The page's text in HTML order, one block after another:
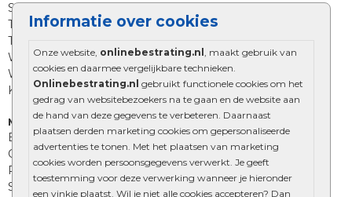
Informatie over cookies
Onze website, onlinebestrating.nl , maakt gebruik van
cookies en daarmee vergelijkbare technieken.
Onlinebestrating.nl gebruikt functionele cookies om het
gedrag van websitebezoekers na te gaan en de website aan
de hand van deze gegevens te verbeteren. Daarnaast
plaatsen derden marketing cookies om gepersonaliseerde
advertenties te tonen. Met het plaatsen van marketing
cookies worden persoonsgegevens verwerkt. Je geeft
toestemming voor deze verwerking wanneer je hieronder
een vinkje plaatst. Wil je niet alle cookies accepteren? Dan
Straatstenen
Trommelstenen
Tuinstenen
Waalformaat
Wildverband bestrating
Kingstones
Muurelementen
Betonbielzen
Opsluitbanden
Palissades
Stapelblokken